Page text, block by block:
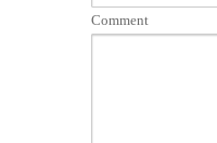
Comment